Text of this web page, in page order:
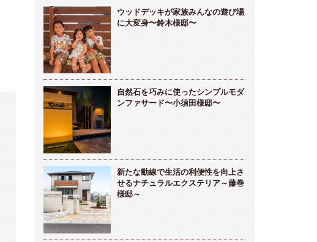
ウッドデッキが家族みんなの遊び場
に大変身〜鈴木様邸〜
自然石を巧みに使ったシンプルモダ
ンファサード〜小須田様邸〜
新たな動線で生活の利便性を向上さ
せるナチュラルエクステリア～藤巻
様邸～